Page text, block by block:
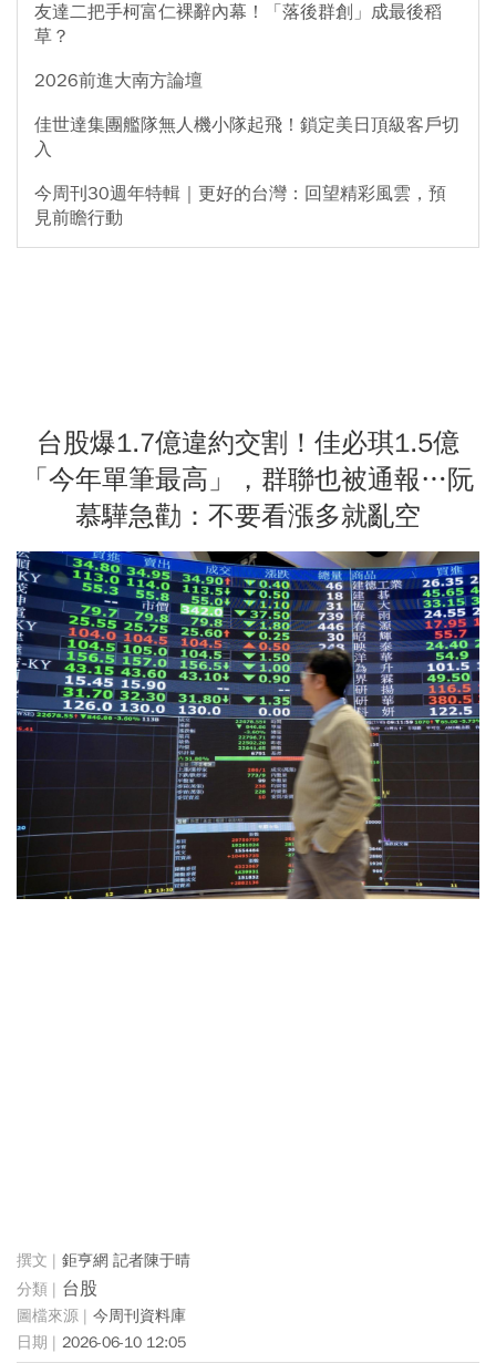
友達二把手柯富仁裸辭內幕！「落後群創」成最後稻
草？
2026前進大南方論壇
佳世達集團艦隊無人機小隊起飛！鎖定美日頂級客戶切
入
今周刊30週年特輯｜更好的台灣：回望精彩風雲，預
見前瞻行動
台股爆1.7億違約交割！佳必琪1.5億
「今年單筆最高」，群聯也被通報…阮
慕驊急勸：不要看漲多就亂空
鉅亨網 記者陳于晴
台股
今周刊資料庫
2026-06-10 12:05